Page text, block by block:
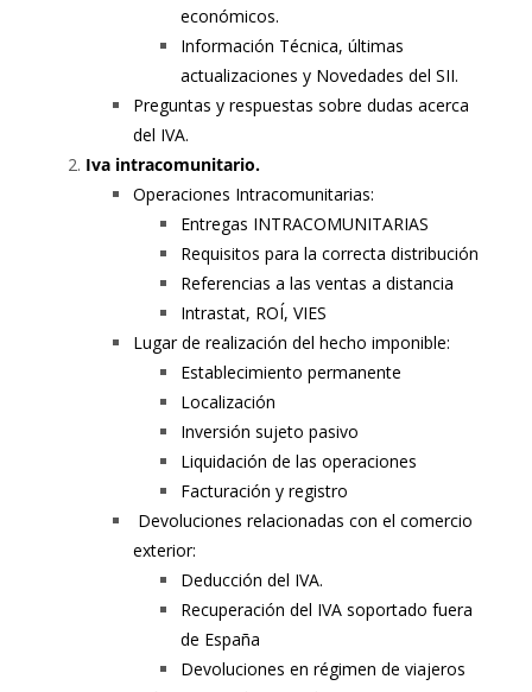
económicos.
Información Técnica, últimas
actualizaciones y Novedades del SII.
Preguntas y respuestas sobre dudas acerca
del IVA.
Iva intracomunitario.
Operaciones Intracomunitarias:
Entregas INTRACOMUNITARIAS
Requisitos para la correcta distribución
Referencias a las ventas a distancia
Intrastat, ROÍ, VIES
Lugar de realización del hecho imponible:
Establecimiento permanente
Localización
Inversión sujeto pasivo
Liquidación de las operaciones
Facturación y registro
Devoluciones relacionadas con el comercio
exterior:
Deducción del IVA.
Recuperación del IVA soportado fuera
de España
Devoluciones en régimen de viajeros